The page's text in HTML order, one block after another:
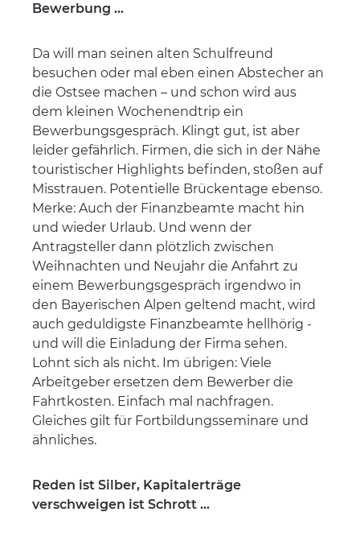
Bewerbung ...
Da will man seinen alten Schulfreund
besuchen oder mal eben einen Abstecher an
die Ostsee machen – und schon wird aus
dem kleinen Wochenendtrip ein
Bewerbungsgespräch. Klingt gut, ist aber
leider gefährlich. Firmen, die sich in der Nähe
touristischer Highlights befinden, stoßen auf
Misstrauen. Potentielle Brückentage ebenso.
Merke: Auch der Finanzbeamte macht hin
und wieder Urlaub. Und wenn der
Antragsteller dann plötzlich zwischen
Weihnachten und Neujahr die Anfahrt zu
einem Bewerbungsgespräch irgendwo in
den Bayerischen Alpen geltend macht, wird
auch geduldigste Finanzbeamte hellhörig -
und will die Einladung der Firma sehen.
Lohnt sich als nicht. Im übrigen: Viele
Arbeitgeber ersetzen dem Bewerber die
Fahrtkosten. Einfach mal nachfragen.
Gleiches gilt für Fortbildungsseminare und
ähnliches.
Reden ist Silber, Kapitalerträge
verschweigen ist Schrott ...